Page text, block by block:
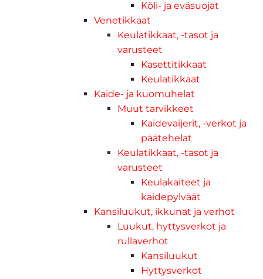
Köli- ja eväsuojat
Venetikkaat
Keulatikkaat, -tasot ja
varusteet
Kasettitikkaat
Keulatikkaat
Kaide- ja kuomuhelat
Muut tarvikkeet
Kaidevaijerit, -verkot ja
päätehelat
Keulatikkaat, -tasot ja
varusteet
Keulakaiteet ja
kaidepylväät
Kansiluukut, ikkunat ja verhot
Luukut, hyttysverkot ja
rullaverhot
Kansiluukut
Hyttysverkot